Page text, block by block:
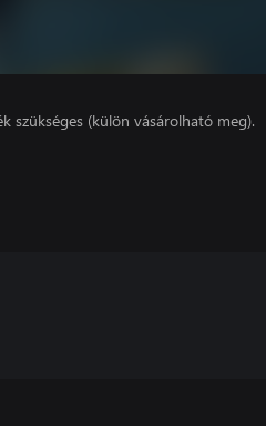
szükséges (külön vásárolható meg).